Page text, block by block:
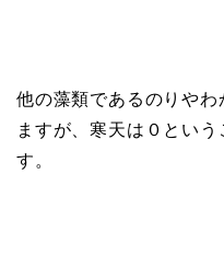
他の藻類であるのりや
ますが、寒天は０とい
す。